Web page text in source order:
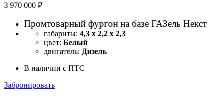
3 970 000 ₽
Промтоварный фургон на базе ГАЗель Некст
габариты: 4,3 х 2,2 х 2,3
цвет: Белый
двигатель: Дизель
В наличии с ПТС
Забронировать